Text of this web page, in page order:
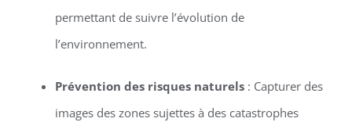
permettant de suivre l’évolution de
l’environnement.
Prévention des risques naturels: Capturer des
images des zones sujettes à des catastrophes